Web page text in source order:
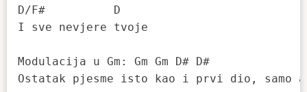
D/F#          D
I sve nevjere tvoje
Modulacija u Gm: Gm Gm D# D#
Ostatak pjesme isto kao i prvi dio, samo